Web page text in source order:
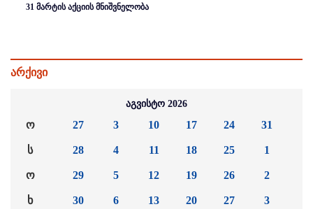
31 მარტის აქციის მნიშვნელობა
არქივი
აგვისტო 2026
ო
ს
ო
ხ
27
28
29
30
3
4
5
6
10
11
12
13
17
18
19
20
24
25
26
27
31
1
2
3